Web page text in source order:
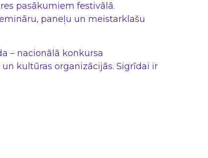
pasākumiem festivālā.
paneļu un meistarklašu
– nacionālā konkursa
kultūras organizācijās. Sigrīdai ir